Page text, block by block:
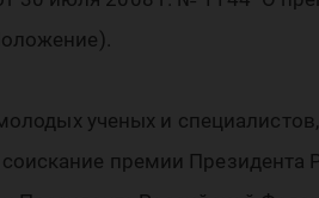
ученых и
премии Президента